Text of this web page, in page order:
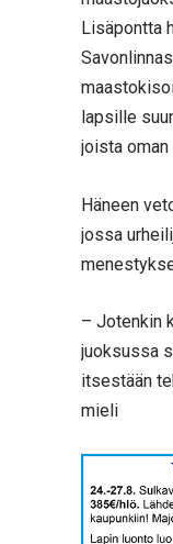
Lisäpontta
lapsille
joista oman
Häneen
jossa
– Jotenkin
juoksussa
itsestään
mieli